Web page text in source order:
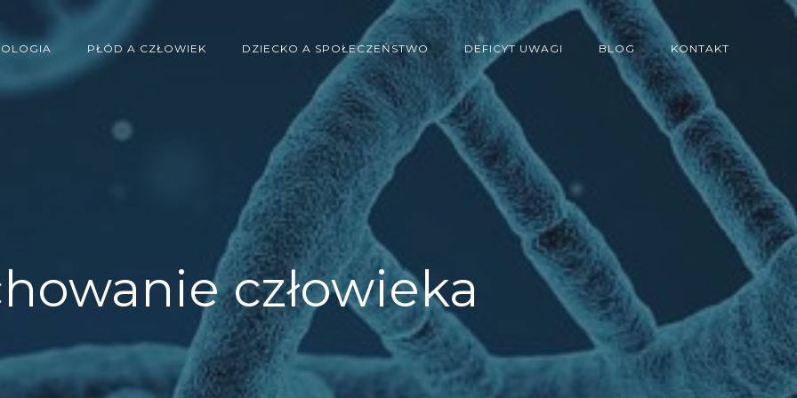
PŁÓD A CZŁOWIEK DZIECKO A SPOŁECZEŃSTWO DEFICYT UWAGI BLOG KONTAKT
człowieka